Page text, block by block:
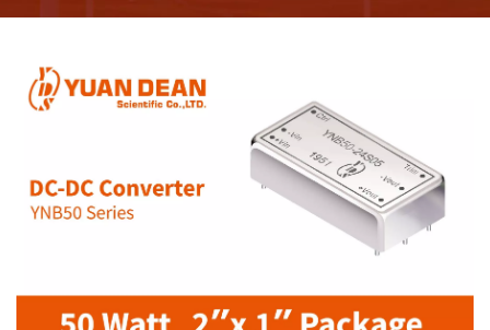
Stromversorgung &
Magnetkomponenten
Hersteller | YUAN DEAN
SCIENTIFIC CO., LTD.